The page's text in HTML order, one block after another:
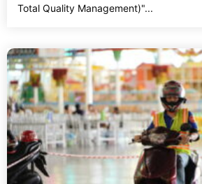
Total Quality Management)"...